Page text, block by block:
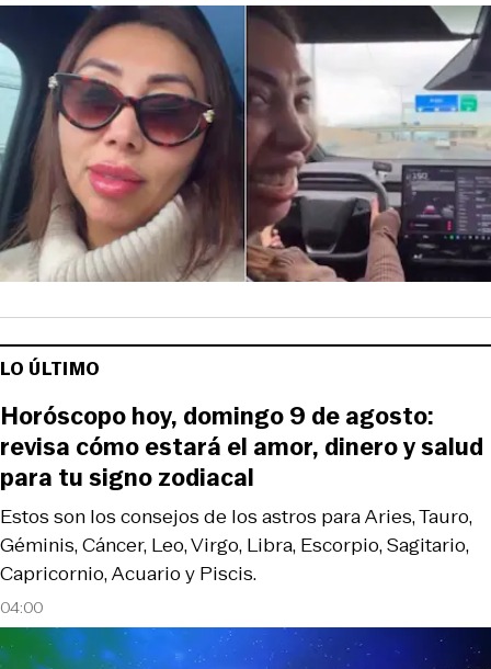
LO ÚLTIMO
04:00
Estos son los consejos de los astros para Aries, Tauro,
Géminis, Cáncer, Leo, Virgo, Libra, Escorpio, Sagitario,
Capricornio, Acuario y Piscis.
Horóscopo hoy, domingo 9 de agosto:
revisa cómo estará el amor, dinero y salud
para tu signo zodiacal